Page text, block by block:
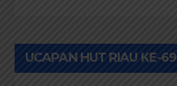
UCAPAN HUT RIAU KE-69